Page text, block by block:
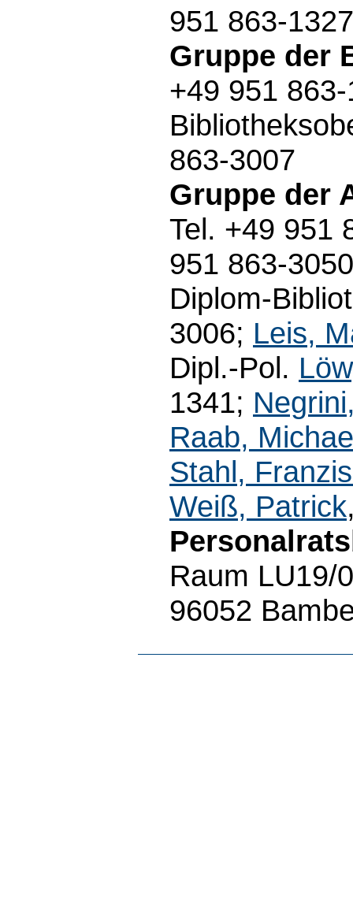
951 863-1327
Gruppe der
+49 951
863-3007
Gruppe der
Tel. +49 951
951 863-
Diplom-
3006; Leis,
Dipl.-Pol.
1341;
Raab,
Stahl,
Weiß, Patrick
Raum LU19/
96052